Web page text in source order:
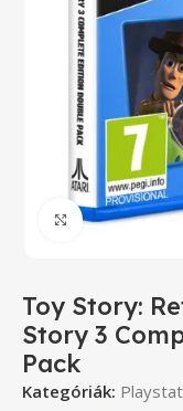
Click to
Toy Story:
Story 3
Pack
Kategóriák: